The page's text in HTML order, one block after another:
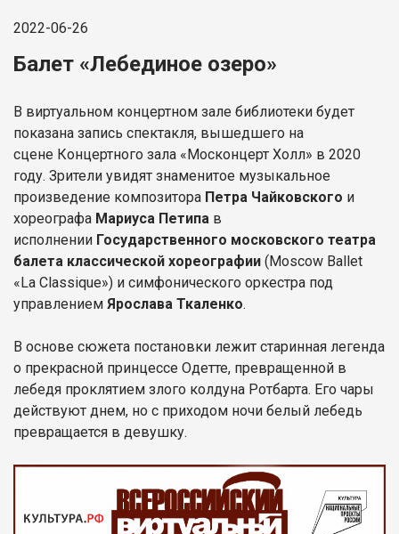
2022-06-26
Балет «Лебединое озеро»
В виртуальном концертном зале библиотеки будет
показана запись спектакля, вышедшего на
сцене Концертного зала «Москонцерт Холл» в 2020
году. Зрители увидят знаменитое музыкальное
произведение композитора Петра Чайковского и
хореографа Мариуса Петипа в
исполнении Государственного московского театра
балета классической хореографии (Moscow Ballet
«La Classique») и симфонического оркестра под
управлением Ярослава Ткаленко.
В основе сюжета постановки лежит старинная легенда
о прекрасной принцессе Одетте, превращенной в
лебедя проклятием злого колдуна Ротбарта. Его чары
действуют днем, но с приходом ночи белый лебедь
превращается в девушку.